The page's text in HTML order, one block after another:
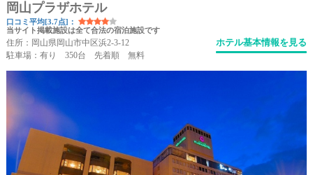
岡山プラザホテル
口コミ平均[3.7点]：
当サイト掲載施設は全て合法の宿泊施設です
住所：岡山県岡山市中区浜2-3-12
駐車場：有り 350台 先着順 無料
ホテル基本情報を見る